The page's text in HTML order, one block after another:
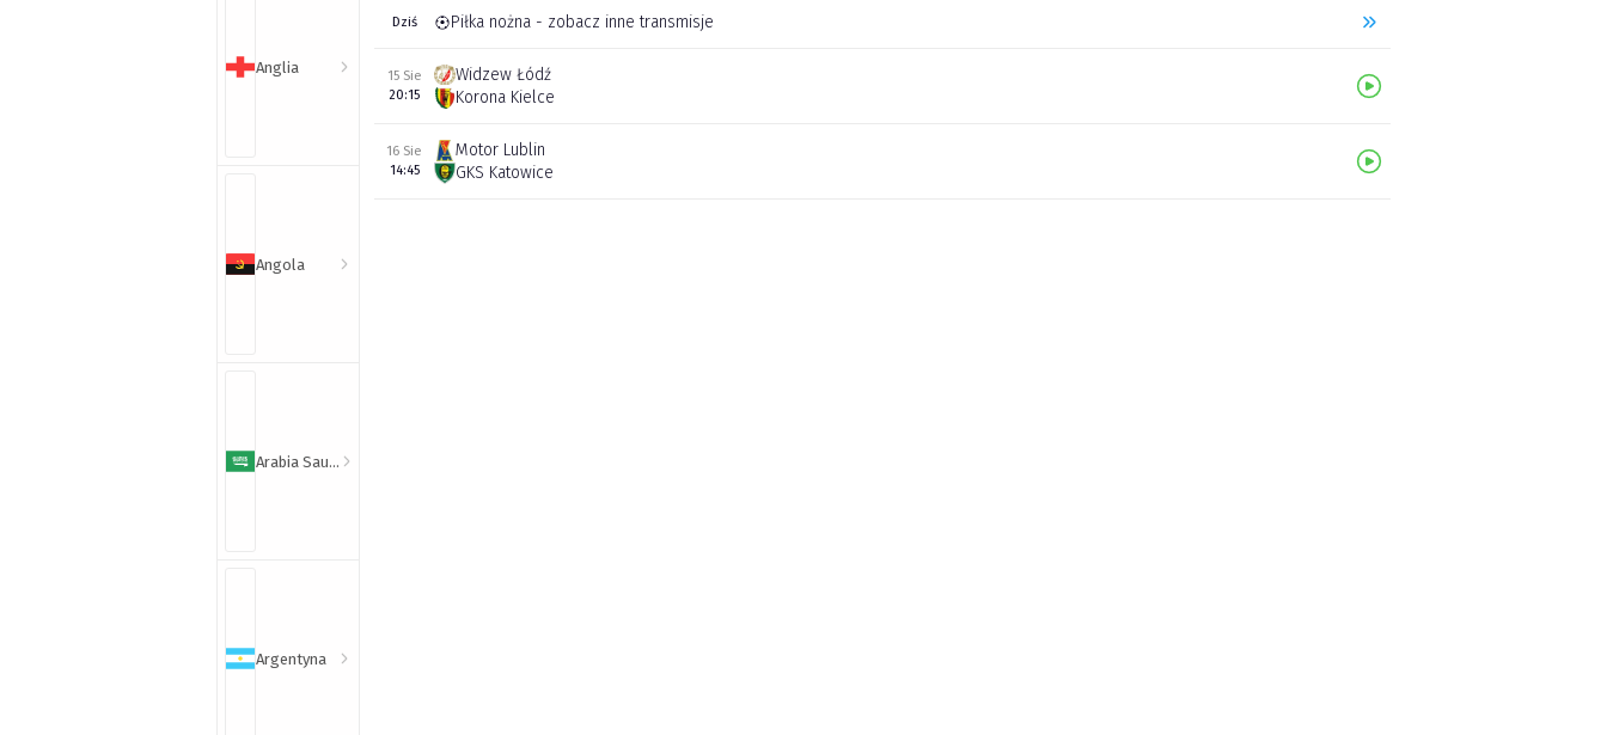
Anglia
Angola
Arabia Saudyjska
Argentyna
Dziś Piłka nożna - zobacz inne transmisje
15 Sie
20:15
Widzew Łódź
Korona Kielce
16 Sie
14:45
Motor Lublin
GKS Katowice